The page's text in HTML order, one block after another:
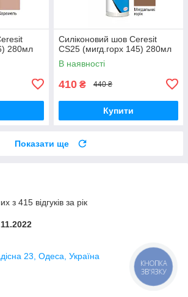
280мл
Силіконовий шов Ceresit
CS25 (мигд.горх 145) 280мл
В наявності
410 ₴ 440 ₴
Купити
Показати ще
з 415 відгуків за рік
23, Одеса, Україна
КНОПКА
ЗВ'ЯЗКУ